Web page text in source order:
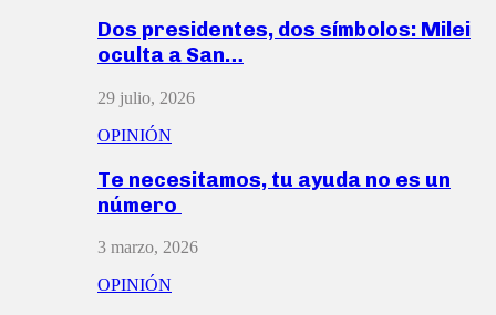
Dos presidentes, dos símbolos: Milei
oculta a San…
29 julio, 2026
OPINIÓN
Te necesitamos, tu ayuda no es un
número
3 marzo, 2026
OPINIÓN